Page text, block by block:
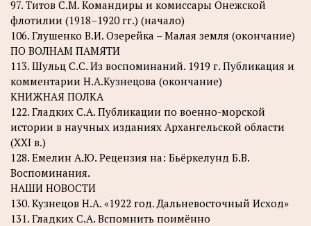
97. Титов С.М. Командиры и комиссары Онежской
флотилии (1918–1920 гг.) (начало)
106. Глушенко В.И. Озерейка – Малая земля (окончание)
ПО ВОЛНАМ ПАМЯТИ
113. Шульц С.С. Из воспоминаний. 1919 г. Публикация и
комментарии Н.А.Кузнецова (окончание)
КНИЖНАЯ ПОЛКА
122. Гладких С.А. Публикации по военно-морской
истории в научных изданиях Архангельской области
(XXI в.)
128. Емелин А.Ю. Рецензия на: Бьёркелунд Б.В.
Воспоминания.
НАШИ НОВОСТИ
130. Кузнецов Н.А. «1922 год. Дальневосточный Исход»
131. Гладких С.А. Вспомнить поимённо